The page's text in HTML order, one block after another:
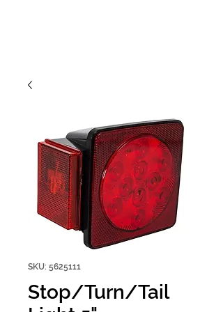
SKU: 5625111
Stop/Turn/Tail